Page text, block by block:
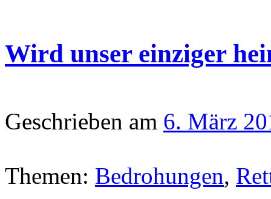
Wird unser einziger
Geschrieben am 6. März
Themen: Bedrohungen,